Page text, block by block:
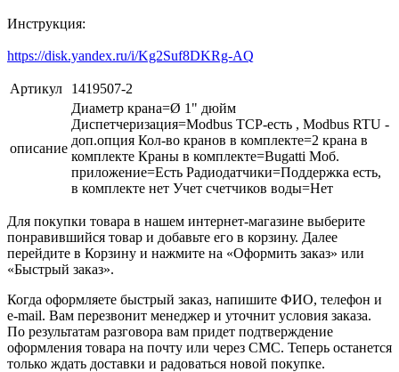
Инструкция:
https://disk.yandex.ru/i/Kg2Suf8DKRg-AQ
Артикул 1419507-2
описание
Диаметр крана=Ø 1" дюйм
Диспетчеризация=Modbus TCP-есть , Modbus RTU -
доп.опция Кол-во кранов в комплекте=2 крана в
комплекте Краны в комплекте=Bugatti Моб.
приложение=Есть Радиодатчики=Поддержка есть,
в комплекте нет Учет счетчиков воды=Нет
Для покупки товара в нашем интернет-магазине выберите
понравившийся товар и добавьте его в корзину. Далее
перейдите в Корзину и нажмите на «Оформить заказ» или
«Быстрый заказ».
Когда оформляете быстрый заказ, напишите ФИО, телефон и
e-mail. Вам перезвонит менеджер и уточнит условия заказа.
По результатам разговора вам придет подтверждение
оформления товара на почту или через СМС. Теперь останется
только ждать доставки и радоваться новой покупке.